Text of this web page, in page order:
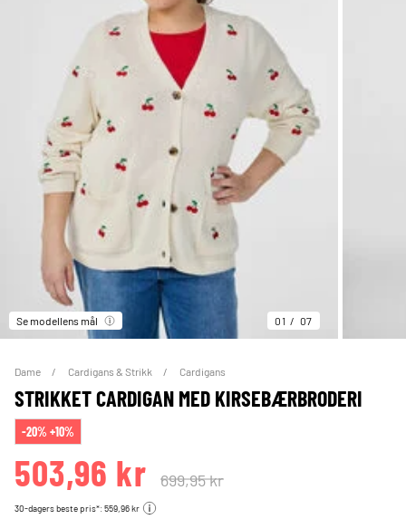
Se modellens mål 01 07
Dame Cardigans & Strikk Cardigans
STRIKKET CARDIGAN MED KIRSEBÆRBRODERI
-20% +10%
503,96 kr 699,95 kr
30-dagers beste pris*: 559,96 kr